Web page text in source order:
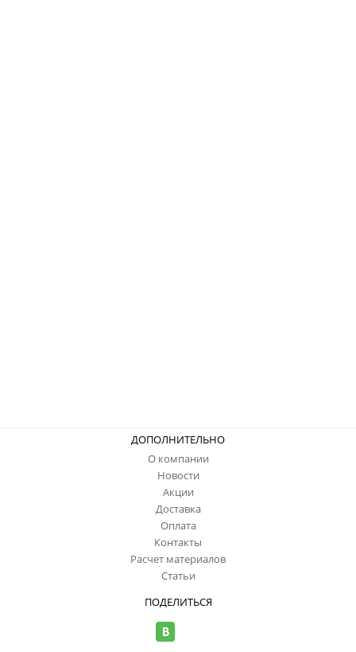
ДОПОЛНИТЕЛЬНО
О компании
Новости
Акции
Доставка
Оплата
Контакты
Расчет материалов
Статьи
ПОДЕЛИТЬСЯ